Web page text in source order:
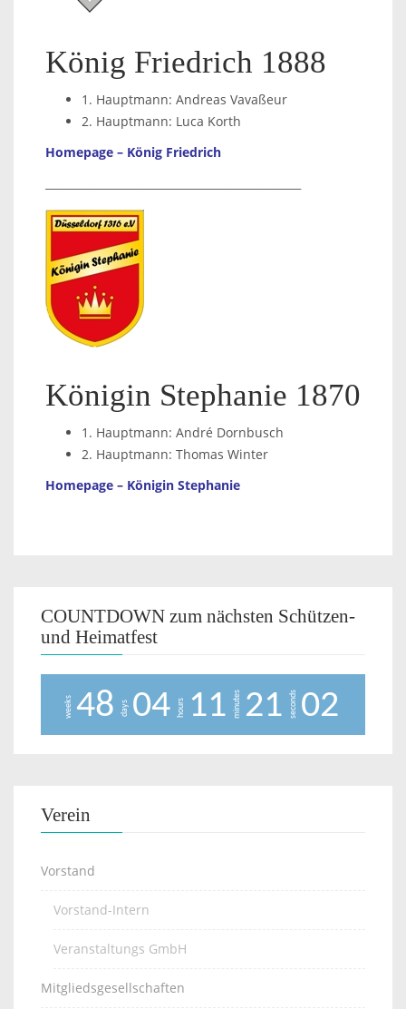
König Friedrich 1888
1. Hauptmann: Andreas Vavaßeur
2. Hauptmann: Luca Korth
Homepage – König Friedrich
Königin Stephanie 1870
1. Hauptmann: André Dornbusch
2. Hauptmann: Thomas Winter
Homepage – Königin Stephanie
COUNTDOWN zum nächsten Schützen-
und Heimatfest
weeks 48 days 04 hours 11 minutes 21 seconds 01
2
Verein
Vorstand
Vorstand-Intern
Veranstaltungs GmbH
Mitgliedsgesellschaften